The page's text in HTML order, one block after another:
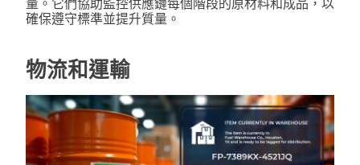
量。它們協助監控供應鏈每個階段的原材料和成品，以
確保遵守標準並提升質量。
物流和運輸